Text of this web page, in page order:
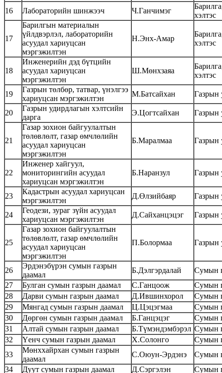
16
Лабораторийн шинжээч Ч.Ганчимэг
хэлтэс
17
Барилгын материалын
үйлдвэрлэл, лабораторийн
асуудал хариуцсан
мэргэжилтэн
Н.Энх-Амар
хэлтэс
18
Инженерийн дэд бүтцийн
асуудал хариуцсан
мэргэжилтэн
Ш.Мөнхзаяа
хэлтэс
19
Газрын төлбөр, татвар, үнэлгээ
хариуцсан мэргэжилтэн
М.Батсайхан Газрын
20
Газрын удирдлагын хэлтсийн
дарга
Э.Цогтсайхан Газрын
21
Газар зохион байгуулалтын
төлөвлөлт, газар өмчлөлийн
асуудал хариуцсан
мэргэжилтэн
Б.Маралмаа Газрын
22
Инженер хайгуул,
мониторингийн асуудал
хариуцсан мэргэжилтэн
Б.Наранзул Газрын
23
Кадастрын асуудал хариуцсан
мэргэжилтэн
Д.Өлзийбаяр Газрын
24
Геодези, зураг зүйн асуудал
хариуцсан мэргэжилтэн
Д.Сайханцэцэг Газрын
25
Газар зохион байгуулалтын
төлөвлөлт, газар өмчлөлийн
асуудал хариуцсан
мэргэжилтэн
П.Болормаа Газрын
26
Эрдэнэбүрэн сумын газрын
даамал
Б.Дэлгэрдалай
Сумын
27
Булган сумын газрын даамал С.Ганцоож
Сумын
28
Дарви сумын газрын даамал Д.Ившинхорол
Сумын
29
Мянгад сумын газрын даамал Ц.Цэцэгмаа
Сумын
30
Дөргөн сумын газрын даамал Б.Ганцэцэг
Сумын
31
Алтай сумын газрын даамал Б.Түмэндэмбэрэл Сумын
32
Үенч сумын газрын даамал Х.Солонго
Сумын
33
Мөнххайрхан сумын газрын
даамал
С.Оюун-Эрдэнэ
Сумын
34
Дуут сумын газрын даамал Д.Сэргэлэн Сумын